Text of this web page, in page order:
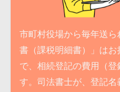
市町村役場から毎年送
書（課税明細書）」は
で、相続登記の費用（
す。司法書士が、登記